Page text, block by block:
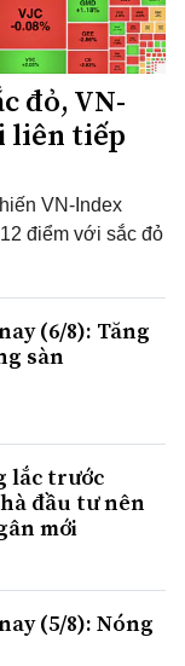
đỏ, VN-
liên tiếp
VN-Index
điểm với sắc đỏ
(6/8): Tăng
sàn
lắc trước
đầu tư nên
mới
(5/8): Nóng